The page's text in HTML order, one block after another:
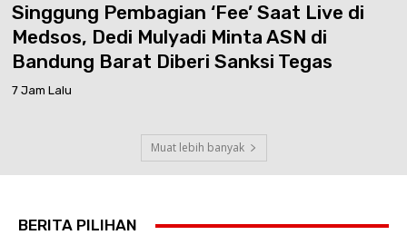
Singgung Pembagian ‘Fee’ Saat Live di
Medsos, Dedi Mulyadi Minta ASN di
Bandung Barat Diberi Sanksi Tegas
7 Jam Lalu
Muat lebih banyak
BERITA PILIHAN